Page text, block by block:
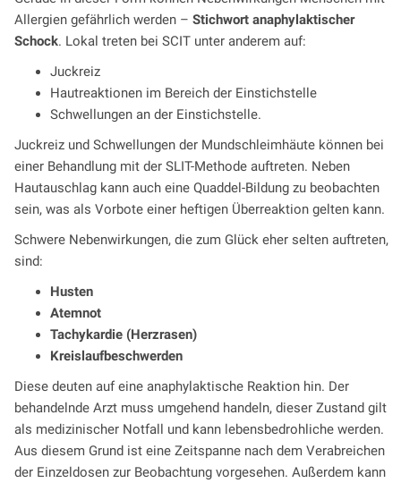
Allergien gefährlich werden – Stichwort anaphylaktischer
Schock. Lokal treten bei SCIT unter anderem auf:
Juckreiz
Hautreaktionen im Bereich der Einstichstelle
Schwellungen an der Einstichstelle.
Juckreiz und Schwellungen der Mundschleimhäute können bei
einer Behandlung mit der SLIT-Methode auftreten. Neben
Hautauschlag kann auch eine Quaddel-Bildung zu beobachten
sein, was als Vorbote einer heftigen Überreaktion gelten kann.
Schwere Nebenwirkungen, die zum Glück eher selten auftreten,
sind:
Husten
Atemnot
Tachykardie (Herzrasen)
Kreislaufbeschwerden
Diese deuten auf eine anaphylaktische Reaktion hin. Der
behandelnde Arzt muss umgehend handeln, dieser Zustand gilt
als medizinischer Notfall und kann lebensbedrohliche werden.
Aus diesem Grund ist eine Zeitspanne nach dem Verabreichen
der Einzeldosen zur Beobachtung vorgesehen. Außerdem kann